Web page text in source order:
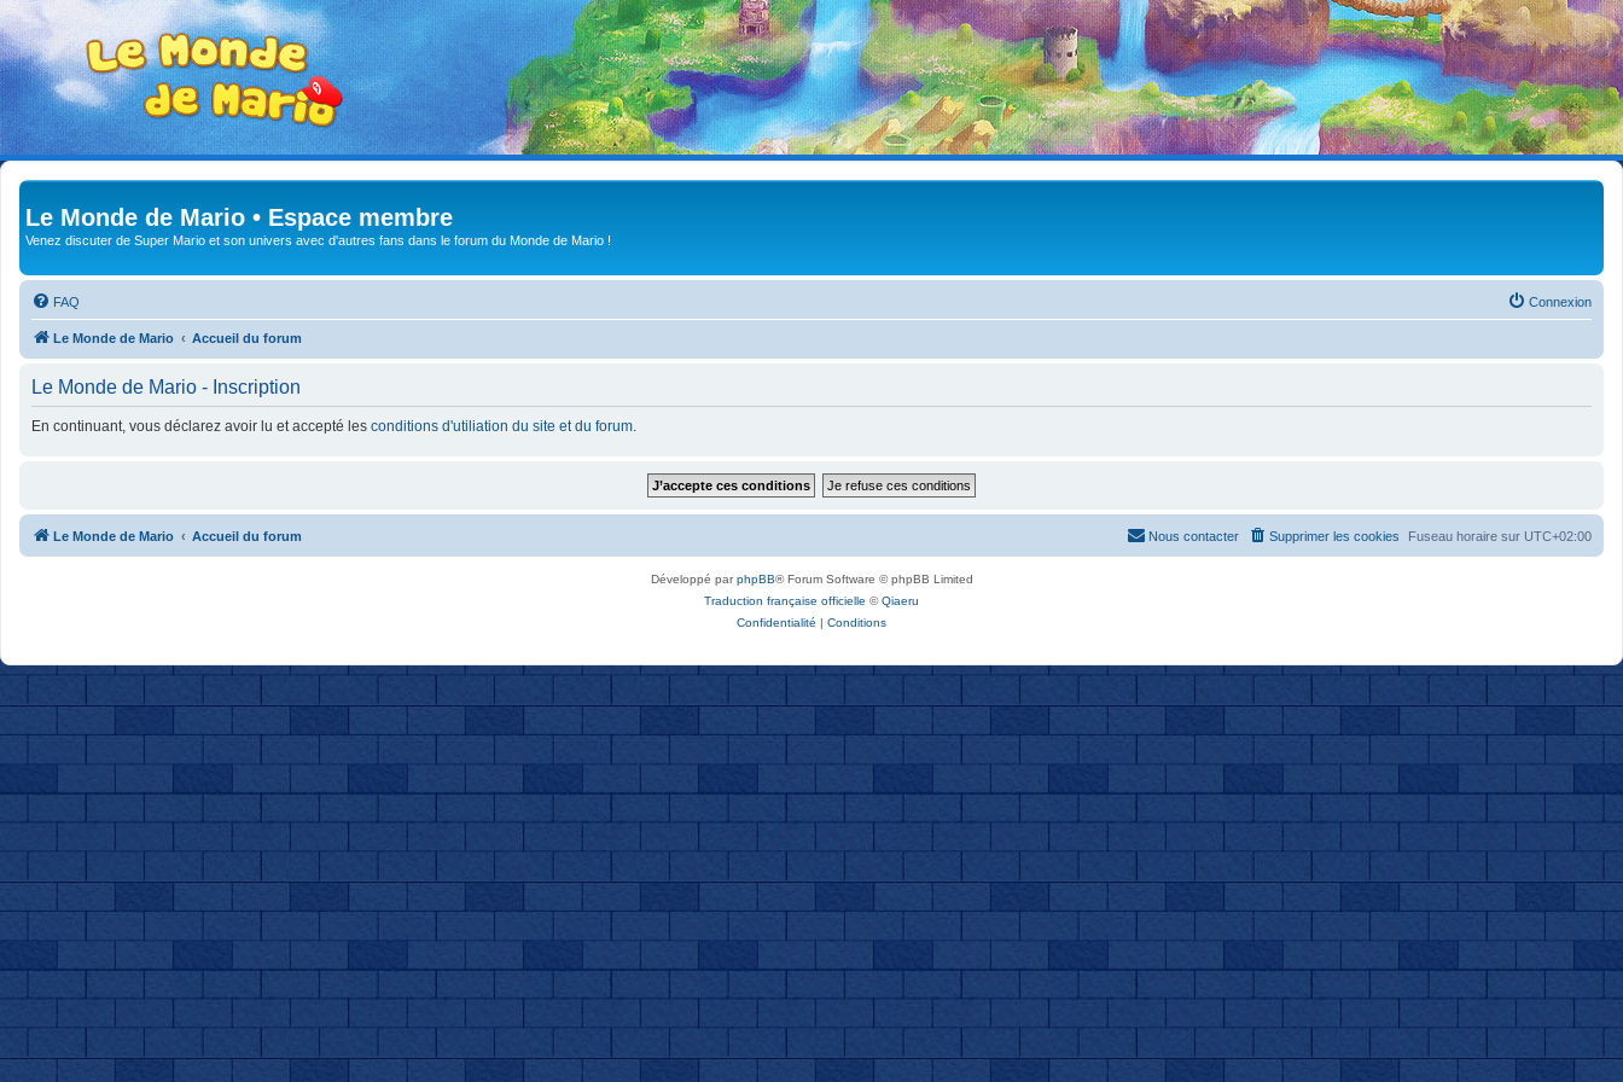
Le Monde de Mario • Espace membre
Venez discuter de Super Mario et son univers avec d'autres fans dans le forum du Monde de Mario !
FAQ Connexion
Le Monde de Mario Accueil du forum
Le Monde de Mario - Inscription
En continuant, vous déclarez avoir lu et accepté les conditions d'utiliation du site et du forum
Le Monde de Mario Accueil du forum Fuseau horaire sur UTC+02:00
Supprimer les cookies
Nous contacter
Développé parphpBB® Forum Software © phpBB Limited
Traduction française officielle ©Qiaeru
Confidentialité | Conditions